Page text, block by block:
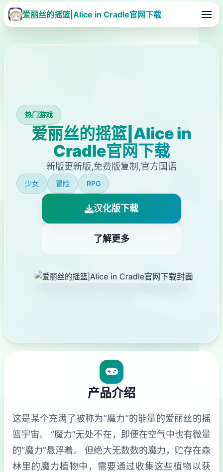
爱丽丝的摇篮|Alice in Cradle官网下载
热门游戏
爱丽丝的摇篮|Alice in
Cradle官网下载
新版更新版,免费版复制,官方国语
少女 冒险 RPG
汉化版下载
了解更多
产品介绍
这是某个充满了被称为“魔力”的能量的爱丽丝的摇
篮宇宙。 “魔力”无处不在，即便在空气中也有微量
的“魔力”悬浮着。 但绝大无数数的魔力，贮存在森
林里的魔力植物中，需要通过收集这些植物以获